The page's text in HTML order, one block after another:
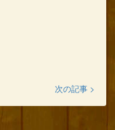
次の記事 >